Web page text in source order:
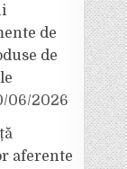
de
de
06/2026
aferente